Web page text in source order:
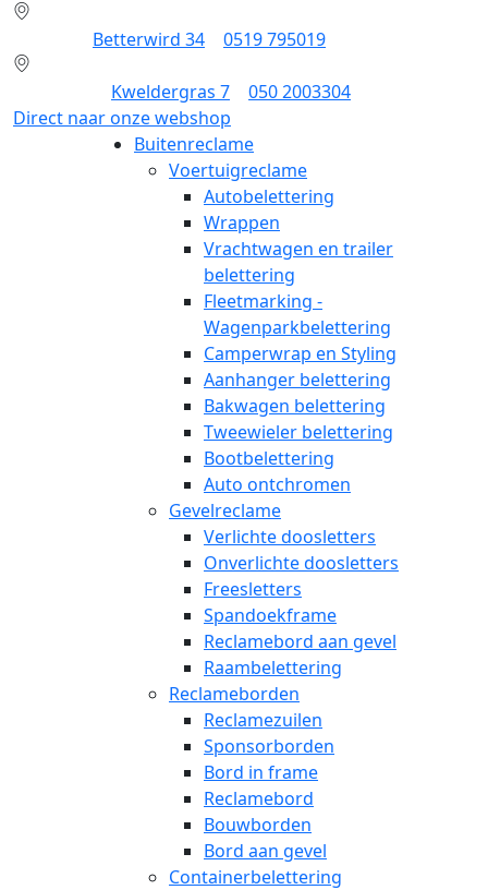
Betterwird 34 0519 795019
Kweldergras 7
050 2003304
Direct naar onze webshop
Buitenreclame
Voertuigreclame
Autobelettering
Wrappen
Vrachtwagen en trailer
belettering
Fleetmarking -
Wagenparkbelettering
Camperwrap en Styling
Aanhanger belettering
Bakwagen belettering
Tweewieler belettering
Bootbelettering
Auto ontchromen
Gevelreclame
Verlichte doosletters
Onverlichte doosletters
Freesletters
Spandoekframe
Reclamebord aan gevel
Raambelettering
Reclameborden
Reclamezuilen
Sponsorborden
Bord in frame
Reclamebord
Bouwborden
Bord aan gevel
Containerbelettering